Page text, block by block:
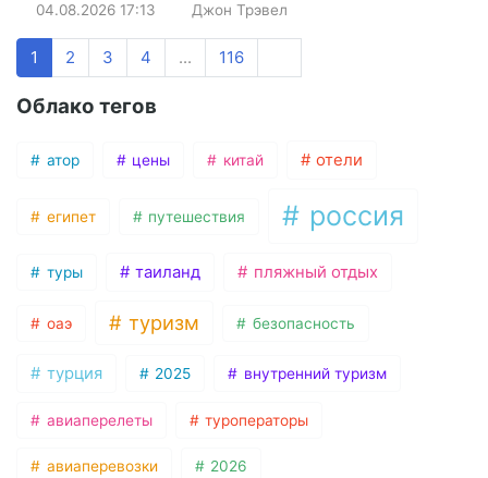
04.08.2026 17:13 Джон Трэвел
1 2 3 4 ... 116
Облако тегов
атор цены китай отели
египет путешествия россия
туры таиланд пляжный отдых
оаэ туризм безопасность
турция 2025 внутренний туризм
авиаперелеты туроператоры
авиаперевозки 2026